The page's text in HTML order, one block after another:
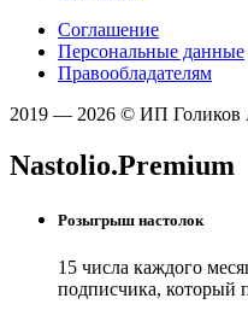
Соглашение
Персональные данные
Правообладателям
2019 — 2026 © ИП
Nastolio.Premium
Розыгрыш настолок
15 числа каждого
подписчика, который